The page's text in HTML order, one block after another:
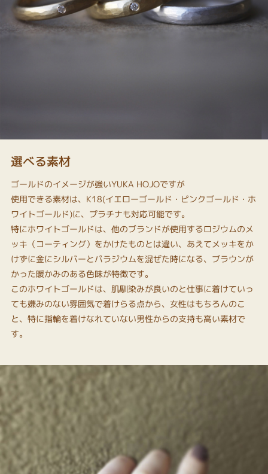
選べる素材
ゴールドのイメージが強いYUKA HOJOですが
使用できる素材は、K18(イエローゴールド・ピンクゴールド・ホ
ワイトゴールド)に、プラチナも対応可能です。
特にホワイトゴールドは、他のブランドが使用するロジウムのメ
ッキ（コーティング）をかけたものとは違い、あえてメッキをか
けずに金にシルバーとパラジウムを混ぜた時になる、ブラウンが
かった暖かみのある色味が特徴です。
このホワイトゴールドは、肌馴染みが良いのと仕事に着けていっ
ても嫌みのない雰囲気で着けらる点から、女性はもちろんのこ
と、特に指輪を着けなれていない男性からの支持も高い素材で
す。